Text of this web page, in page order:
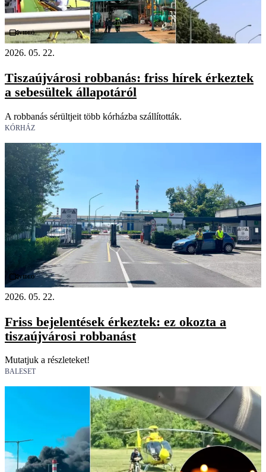
Videó
2026. 05. 22.
Tiszaújvárosi robbanás: friss hírek érkeztek
a sebesültek állapotáról
A robbanás sérültjeit több kórházba szállították.
KÓRHÁZ
Videó
2026. 05. 22.
Friss bejelentések érkeztek: ez okozta a
tiszaújvárosi robbanást
Mutatjuk a részleteket!
BALESET